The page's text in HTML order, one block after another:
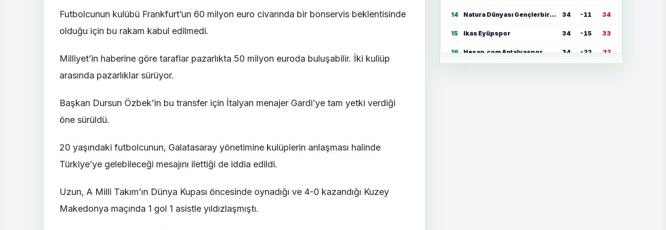
Futbolcunun kulübü Frankfurt’un 60 milyon euro civarında bir bonservis beklentisinde
olduğu için bu rakam kabul edilmedi.
Milliyet’in haberine göre taraflar pazarlıkta 50 milyon euroda buluşabilir. İki kuliüp
arasında pazarlıklar sürüyor.
Başkan Dursun Özbek’in bu transfer için İtalyan menajer Gardi’ye tam yetki verdiği
öne sürüldü.
20 yaşındaki futbolcunun, Galatasaray yönetimine kulüplerin anlaşması halinde
Türkiye’ye gelebileceği mesajını ilettiği de iddia edildi.
Uzun, A Milli Takım’ın Dünya Kupası öncesinde oynadığı ve 4-0 kazandığı Kuzey
Makedonya maçında 1 gol 1 asistle yıldızlaşmıştı.
14 Natura Dünyası Gençlerbirliği 34 -11 34
15 Ikas Eyüpspor 34 -15 33
16 Hesap.com Antalyaspor 34 -22 32